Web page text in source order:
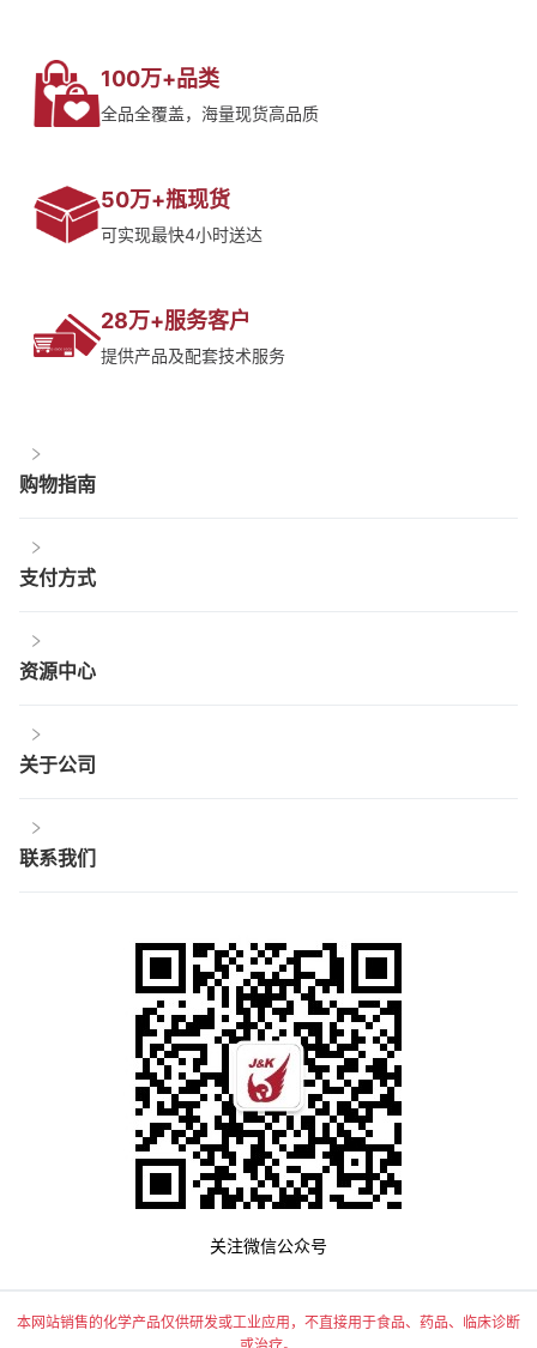
100万+品类
全品全覆盖，海量现货高品质
50万+瓶现货
可实现最快4小时送达
28万+服务客户
提供产品及配套技术服务
购物指南
支付方式
资源中心
关于公司
联系我们
关注微信公众号
本网站销售的化学产品仅供研发或工业应用，不直接用于食品、药品、临床诊断
或治疗。